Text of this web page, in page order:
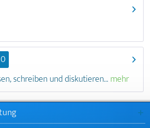
0
schreiben und diskutieren...mehr